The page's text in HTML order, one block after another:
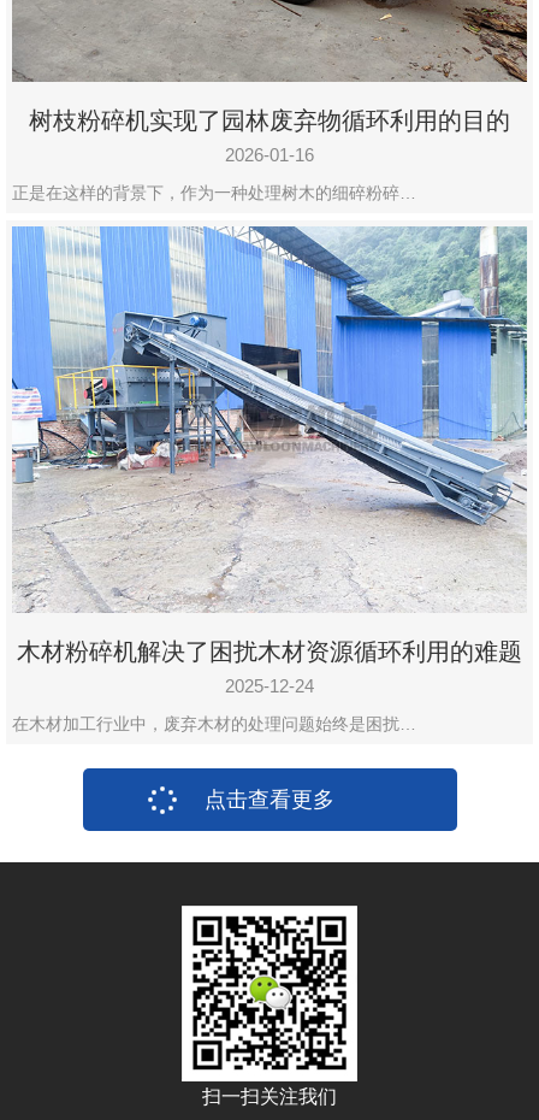
树枝粉碎机实现了园林废弃物循环利用的目的
2026-01-16
正是在这样的背景下，作为一种处理树木的细碎粉碎…
木材粉碎机解决了困扰木材资源循环利用的难题
2025-12-24
在木材加工行业中，废弃木材的处理问题始终是困扰…
点击查看更多
扫一扫关注我们